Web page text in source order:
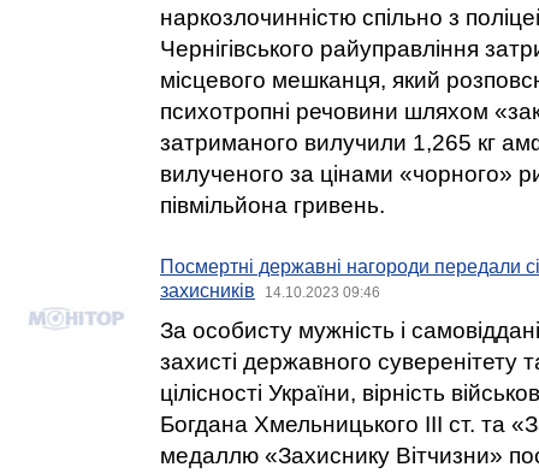
наркозлочинністю спільно з
Чернігівського райуправління
місцевого мешканця, який
психотропні речовини шляхом
затриманого вилучили 1,265 кг
вилученого за цінами «чорного»
півмільйона гривень.
Посмертні державні нагороди передали
захисників
14.10.2023 09:46
За особисту мужність і
захисті державного суверенітету
цілісності України, вірність
Богдана Хмельницького ІІІ ст. та
медаллю «Захиснику Вітчизни»